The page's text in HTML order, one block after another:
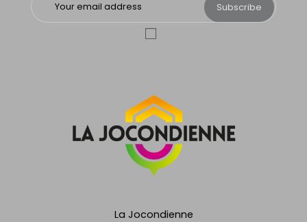
La Jocondienne
Subscribe